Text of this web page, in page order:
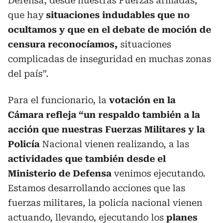
que haysituaciones indudables que no
ocultamos y que en el debate de moción de
censura reconocíamos, situaciones
complicadas de inseguridad en muchas zonas
del país”.
Para el funcionario, la votación en la
Cámara refleja “un respaldo también a la
acción que nuestras Fuerzas Militares y la
Policía Nacional vienen realizando, a las
actividades que también desde el
Ministerio de Defensa venimos ejecutando.
Estamos desarrollando acciones que las
fuerzas militares, la policía nacional vienen
actuando, llevando, ejecutando los planes